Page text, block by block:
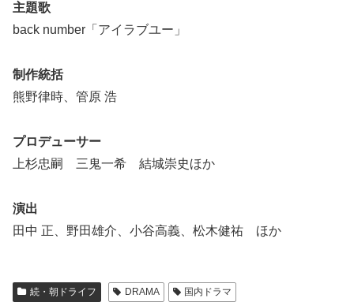
主題歌
back number「アイラブユー」
制作統括
熊野律時、管原 浩
プロデューサー
上杉忠嗣 三鬼一希 結城崇史ほか
演出
田中 正、野田雄介、小谷高義、松木健祐 ほか
続・朝ドライフ DRAMA
国内ドラマ